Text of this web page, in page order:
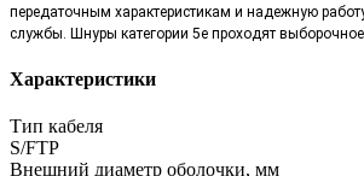
передаточным характеристикам и надежную
службы. Шнуры категории 5е проходят выборочное
Характеристики
Тип кабеля
S/FTP
Внешний диаметр оболочки, мм